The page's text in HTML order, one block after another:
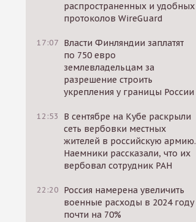
распространенных и удобных
протоколов WireGuard
17:07 Власти Финляндии заплатят
по 750 евро
землевладельцам за
разрешение строить
укрепления у границы России
12:53
В сентябре на Кубе раскрыли
сеть вербовки местных
жителей в российскую армию.
Наемники рассказали, что их
вербовал сотрудник РАН
22:20 Россия намерена увеличить
военные расходы в 2024 году
почти на 70%